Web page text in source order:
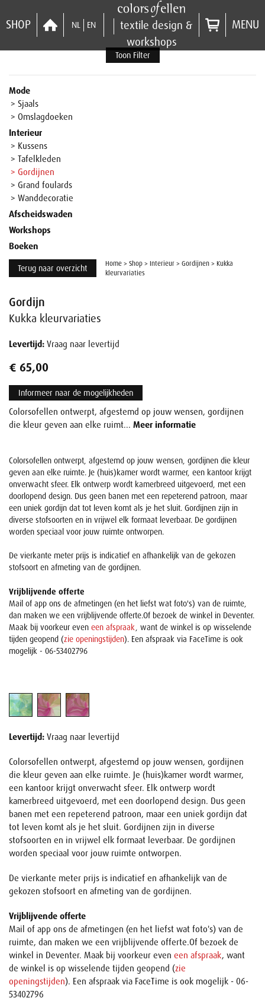
SHOP NL EN
textile design &
workshops
MENU
Toon Filter
Mode
> Sjaals
> Omslagdoeken
Interieur
> Kussens
> Tafelkleden
> Gordijnen
> Grand foulards
> Wanddecoratie
Afscheidswaden
Workshops
Boeken
Terug naar overzicht Home > Shop > Interieur > Gordijnen > Kukka
kleurvariaties
Gordijn
Kukka kleurvariaties
Levertijd: Vraag naar levertijd
€ 65,00
Informeer naar de mogelijkheden
Colorsofellen ontwerpt, afgestemd op jouw wensen, gordijnen
die kleur geven aan elke ruimt... Meer informatie
Colorsofellen ontwerpt, afgestemd op jouw wensen, gordijnen die kleur
geven aan elke ruimte. Je (huis)kamer wordt warmer, een kantoor krijgt
onverwacht sfeer. Elk ontwerp wordt kamerbreed uitgevoerd, met een
doorlopend design. Dus geen banen met een repeterend patroon, maar
een uniek gordijn dat tot leven komt als je het sluit. Gordijnen zijn in
diverse stofsoorten en in vrijwel elk formaat leverbaar. De gordijnen
worden speciaal voor jouw ruimte ontworpen.
De vierkante meter prijs is indicatief en afhankelijk van de gekozen
stofsoort en afmeting van de gordijnen.
Vrijblijvende offerte
Mail of app ons de afmetingen (en het liefst wat foto's) van de ruimte,
dan maken we een vrijblijvende offerte.Of bezoek de winkel in Deventer.
Maak bij voorkeur even een afspraak, want de winkel is op wisselende
tijden geopend (zie openingstijden). Een afspraak via FaceTime is ook
mogelijk - 06-53402796
Levertijd: Vraag naar levertijd
Colorsofellen ontwerpt, afgestemd op jouw wensen, gordijnen
die kleur geven aan elke ruimte. Je (huis)kamer wordt warmer,
een kantoor krijgt onverwacht sfeer. Elk ontwerp wordt
kamerbreed uitgevoerd, met een doorlopend design. Dus geen
banen met een repeterend patroon, maar een uniek gordijn dat
tot leven komt als je het sluit. Gordijnen zijn in diverse
stofsoorten en in vrijwel elk formaat leverbaar. De gordijnen
worden speciaal voor jouw ruimte ontworpen.
De vierkante meter prijs is indicatief en afhankelijk van de
gekozen stofsoort en afmeting van de gordijnen.
Vrijblijvende offerte
Mail of app ons de afmetingen (en het liefst wat foto's) van de
ruimte, dan maken we een vrijblijvende offerte.Of bezoek de
winkel in Deventer. Maak bij voorkeur even een afspraak, want
de winkel is op wisselende tijden geopend (zie
openingstijden). Een afspraak via FaceTime is ook mogelijk - 06-
53402796